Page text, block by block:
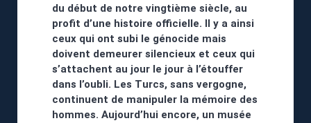
du début de notre vingtième siècle, au
profit d’une histoire officielle. Il y a ainsi
ceux qui ont subi le génocide mais
doivent demeurer silencieux et ceux qui
s’attachent au jour le jour à l’étouffer
dans l’oubli. Les Turcs, sans vergogne,
continuent de manipuler la mémoire des
hommes. Aujourd’hui encore, un musée